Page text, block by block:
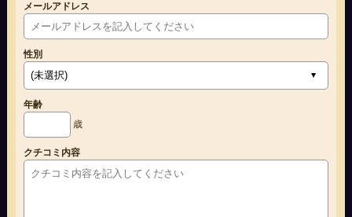
メールアドレス
性別
年齢
歳
クチコミ内容